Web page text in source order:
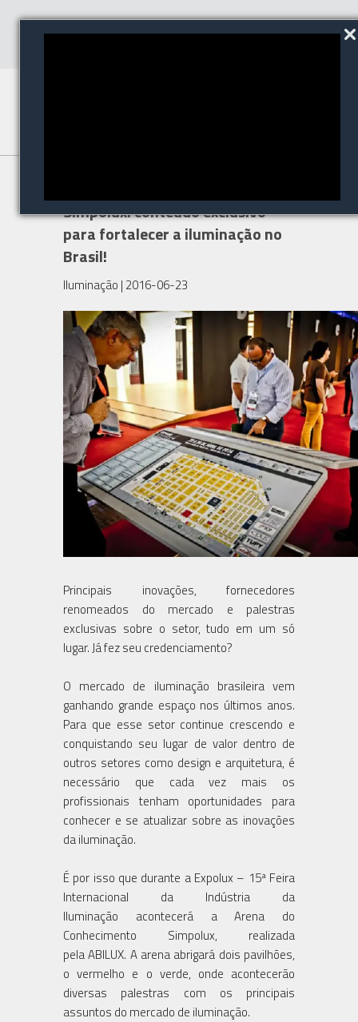
Simpolux: conteúdo exclusivo
para fortalecer a iluminação no
Brasil!
Iluminação | 2016-06-23
Principais inovações, fornecedores
renomeados do mercado e palestras
exclusivas sobre o setor, tudo em um só
lugar. Já fez seu credenciamento?
O mercado de iluminação brasileira vem
ganhando grande espaço nos últimos anos.
Para que esse setor continue crescendo e
conquistando seu lugar de valor dentro de
outros setores como design e arquitetura, é
necessário que cada vez mais os
profissionais tenham oportunidades para
conhecer e se atualizar sobre as inovações
da iluminação.
É por isso que durante a Expolux – 15ª Feira
Internacional da Indústria da
Iluminação acontecerá a Arena do
Conhecimento Simpolux, realizada
pela ABILUX. A arena abrigará dois pavilhões,
o vermelho e o verde, onde acontecerão
diversas palestras com os principais
assuntos do mercado de iluminação.